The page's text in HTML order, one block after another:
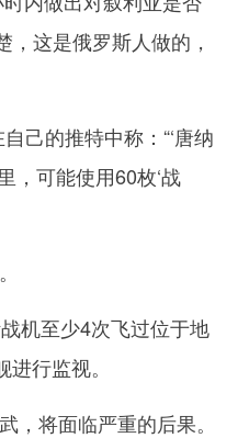
这是俄罗斯人做的，
的推特中称：“‘唐纳
，可能使用60枚‘战
机至少4次飞过位于地
行监视。
将面临严重的后果。